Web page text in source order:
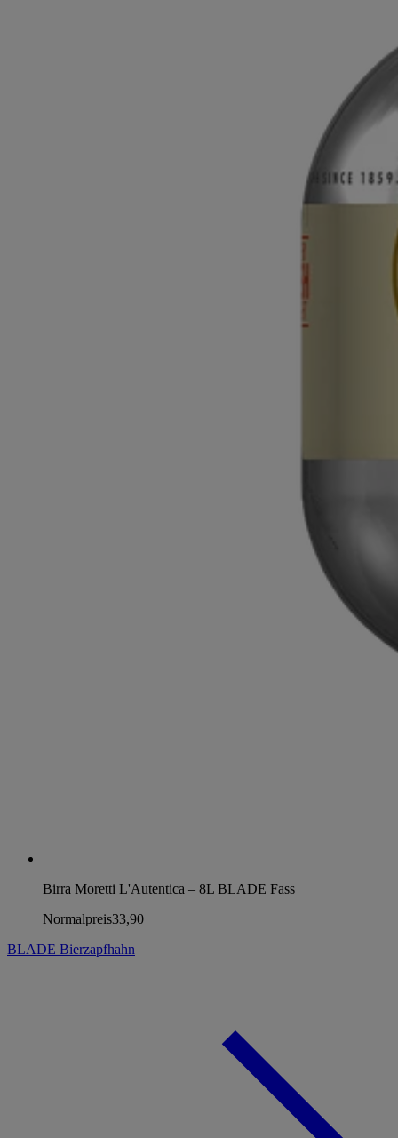
Birra Moretti L'Autentica – 8L BLADE Fass
Normalpreis33,90
BLADE Bierzapfhahn